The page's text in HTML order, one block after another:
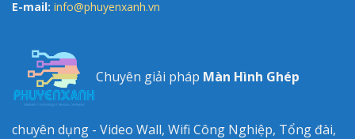
E-mail: info@phuyenxanh.vn
Chuyên giải pháp Màn Hình Ghép
chuyên dụng - Video Wall, Wifi Công Nghiệp, Tổng đài,